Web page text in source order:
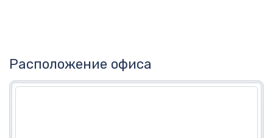
Расположение офиса